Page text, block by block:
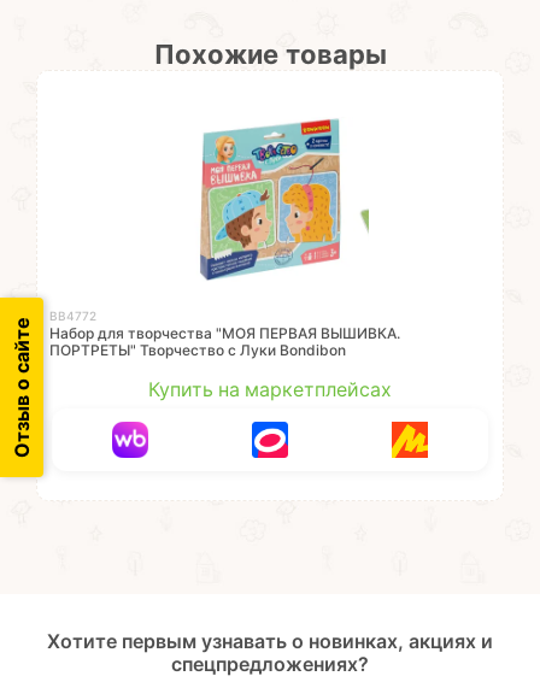
Похожие товары
ВВ4772
Набор для творчества "МОЯ ПЕРВАЯ ВЫШИВКА.
ПОРТРЕТЫ" Творчество с Луки Bondibon
Купить на маркетплейсах
Отзыв о сайте
Хотите первым узнавать о новинках, акциях и
спецпредложениях?